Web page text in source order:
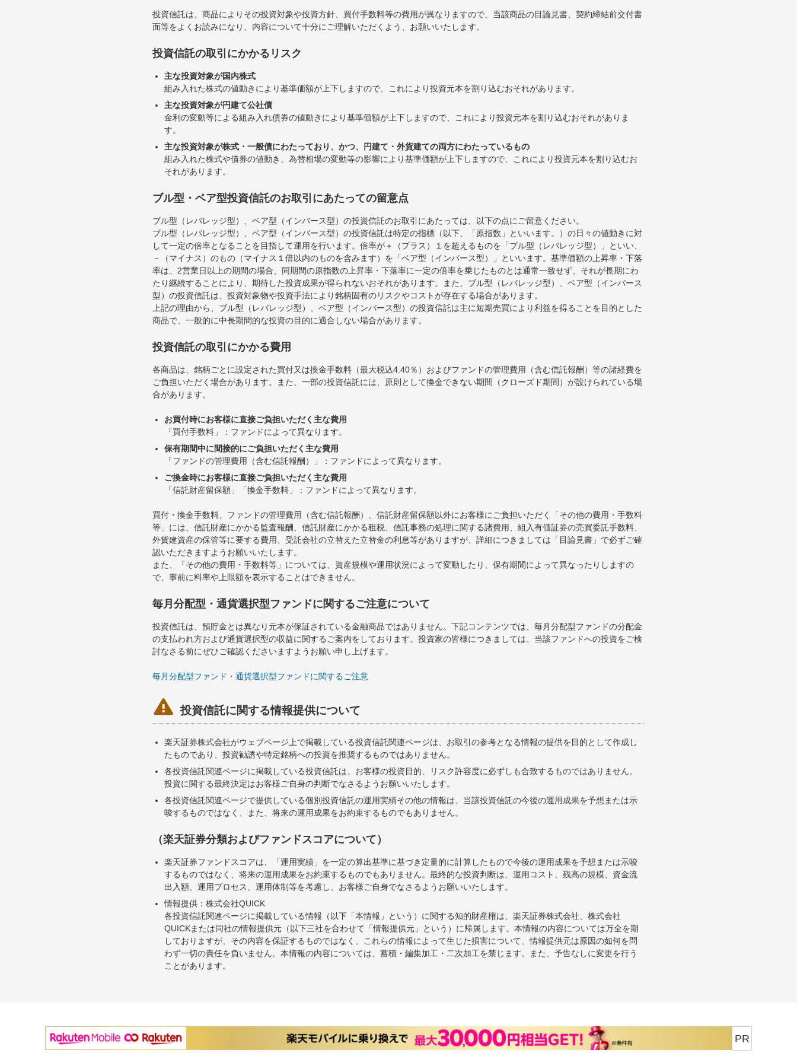
投資信託は、商品によりその投資対象や投資方針、買付手数料等の費用が異なりますので、当該商品の目論見書、契約締結前交付書
面等をよくお読みになり、内容について十分にご理解いただくよう、お願いいたします。
投資信託の取引にかかるリスク
主な投資対象が国内株式
組み入れた株式の値動きにより基準価額が上下しますので、これにより投資元本を割り込むおそれがあります。
主な投資対象が円建て公社債
金利の変動等による組み入れ債券の値動きにより基準価額が上下しますので、これにより投資元本を割り込むおそれがありま
す。
主な投資対象が株式・一般債にわたっており、かつ、円建て・外貨建ての両方にわたっているもの
組み入れた株式や債券の値動き、為替相場の変動等の影響により基準価額が上下しますので、これにより投資元本を割り込むお
それがあります。
ブル型・ベア型投資信託のお取引にあたっての留意点
ブル型（レバレッジ型）、ベア型（インバース型）の投資信託のお取引にあたっては、以下の点にご留意ください。
ブル型（レバレッジ型）、ベア型（インバース型）の投資信託は特定の指標（以下、「原指数」といいます。）の日々の値動きに対
して一定の倍率となることを目指して運用を行います。倍率が＋（プラス）１を超えるものを「ブル型（レバレッジ型）」といい、
－（マイナス）のもの（マイナス１倍以内のものを含みます）を「ベア型（インバース型）」といいます。基準価額の上昇率・下落
率は、2営業日以上の期間の場合、同期間の原指数の上昇率・下落率に一定の倍率を乗じたものとは通常一致せず、それが長期にわ
たり継続することにより、期待した投資成果が得られないおそれがあります。また、ブル型（レバレッジ型）、ベア型（インバース
型）の投資信託は、投資対象物や投資手法により銘柄固有のリスクやコストが存在する場合があります。
上記の理由から、ブル型（レバレッジ型）、ベア型（インバース型）の投資信託は主に短期売買により利益を得ることを目的とした
商品で、一般的に中長期間的な投資の目的に適合しない場合があります。
投資信託の取引にかかる費用
各商品は、銘柄ごとに設定された買付又は換金手数料（最大税込4.40％）およびファンドの管理費用（含む信託報酬）等の諸経費を
ご負担いただく場合があります。また、一部の投資信託には、原則として換金できない期間（クローズド期間）が設けられている場
合があります。
お買付時にお客様に直接ご負担いただく主な費用
「買付手数料」：ファンドによって異なります。
保有期間中に間接的にご負担いただく主な費用
「ファンドの管理費用（含む信託報酬）」：ファンドによって異なります。
ご換金時にお客様に直接ご負担いただく主な費用
「信託財産留保額」「換金手数料」：ファンドによって異なります。
買付・換金手数料、ファンドの管理費用（含む信託報酬）、信託財産留保額以外にお客様にご負担いただく「その他の費用・手数料
等」には、信託財産にかかる監査報酬、信託財産にかかる租税、信託事務の処理に関する諸費用、組入有価証券の売買委託手数料、
外貨建資産の保管等に要する費用、受託会社の立替えた立替金の利息等がありますが、詳細につきましては「目論見書」で必ずご確
認いただきますようお願いいたします。
また、「その他の費用・手数料等」については、資産規模や運用状況によって変動したり、保有期間によって異なったりしますの
で、事前に料率や上限額を表示することはできません。
毎月分配型・通貨選択型ファンドに関するご注意について
投資信託は、預貯金とは異なり元本が保証されている金融商品ではありません。下記コンテンツでは、毎月分配型ファンドの分配金
の支払われ方および通貨選択型の収益に関するご案内をしております。投資家の皆様につきましては、当該ファンドへの投資をご検
討なさる前にぜひご確認くださいますようお願い申し上げます。
毎月分配型ファンド・通貨選択型ファンドに関するご注意
 投資信託に関する情報提供について
楽天証券株式会社がウェブページ上で掲載している投資信託関連ページは、お取引の参考となる情報の提供を目的として作成し
たものであり、投資勧誘や特定銘柄への投資を推奨するものではありません。
各投資信託関連ページに掲載している投資信託は、お客様の投資目的、リスク許容度に必ずしも合致するものではありません。
投資に関する最終決定はお客様ご自身の判断でなさるようお願いいたします。
各投資信託関連ページで提供している個別投資信託の運用実績その他の情報は、当該投資信託の今後の運用成果を予想または示
唆するものではなく、また、将来の運用成果をお約束するものでもありません。
（楽天証券分類およびファンドスコアについて）
楽天証券ファンドスコアは、「運用実績」を一定の算出基準に基づき定量的に計算したもので今後の運用成果を予想または示唆
するものではなく、将来の運用成果をお約束するものでもありません。最終的な投資判断は、運用コスト、残高の規模、資金流
出入額、運用プロセス、運用体制等を考慮し、お客様ご自身でなさるようお願いいたします。
情報提供：株式会社QUICK
各投資信託関連ページに掲載している情報（以下「本情報」という）に関する知的財産権は、楽天証券株式会社、株式会社
QUICKまたは同社の情報提供元（以下三社を合わせて「情報提供元」という）に帰属します。本情報の内容については万全を期
しておりますが、その内容を保証するものではなく、これらの情報によって生じた損害について、情報提供元は原因の如何を問
わず一切の責任を負いません。本情報の内容については、蓄積・編集加工・二次加工を禁じます。また、予告なしに変更を行う
ことがあります。
PR